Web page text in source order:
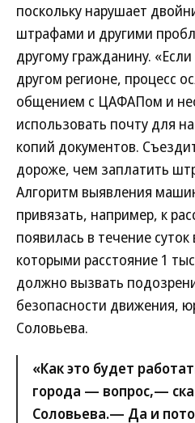
поскольку нарушает
штрафами и другими
другому гражданину.
другом регионе, процесс
общением с ЦАФАПом и
использовать почту для
копий документов.
дороже, чем заплатить
Алгоритм выявления
привязать, например, к
появилась в течение
которыми расстояние 1
должно вызвать
безопасности движения,
Соловьева.
«Как это будет
города — вопрос,—
Соловьева.— Да и